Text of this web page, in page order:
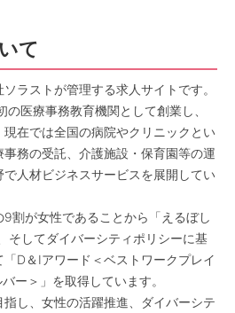
て
ラストが管理する求人サイトです。
医療事務教育機関として創業し、
在では全国の病院やクリニックとい
務の受託、介護施設・保育園等の運
人材ビジネスサービスを展開してい
割が女性であることから「えるぼし
そしてダイバーシティポリシーに基
D＆Iアワード＜ベストワークプレイ
ー＞」を取得しています。
し、女性の活躍推進、ダイバーシテ